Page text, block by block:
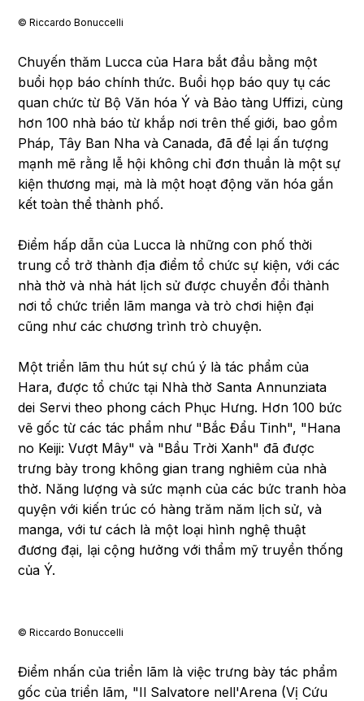
©︎ Riccardo Bonuccelli
Chuyến thăm Lucca của Hara bắt đầu bằng một
buổi họp báo chính thức. Buổi họp báo quy tụ các
quan chức từ Bộ Văn hóa Ý và Bảo tàng Uffizi, cùng
hơn 100 nhà báo từ khắp nơi trên thế giới, bao gồm
Pháp, Tây Ban Nha và Canada, đã để lại ấn tượng
mạnh mẽ rằng lễ hội không chỉ đơn thuần là một sự
kiện thương mại, mà là một hoạt động văn hóa gắn
kết toàn thể thành phố.
Điểm hấp dẫn của Lucca là những con phố thời
trung cổ trở thành địa điểm tổ chức sự kiện, với các
nhà thờ và nhà hát lịch sử được chuyển đổi thành
nơi tổ chức triển lãm manga và trò chơi hiện đại
cũng như các chương trình trò chuyện.
Một triển lãm thu hút sự chú ý là tác phẩm của
Hara, được tổ chức tại Nhà thờ Santa Annunziata
dei Servi theo phong cách Phục Hưng. Hơn 100 bức
vẽ gốc từ các tác phẩm như "Bắc Đẩu Tinh", "Hana
no Keiji: Vượt Mây" và "Bầu Trời Xanh" đã được
trưng bày trong không gian trang nghiêm của nhà
thờ. Năng lượng và sức mạnh của các bức tranh hòa
quyện với kiến trúc có hàng trăm năm lịch sử, và
manga, với tư cách là một loại hình nghệ thuật
đương đại, lại cộng hưởng với thẩm mỹ truyền thống
của Ý.
©︎ Riccardo Bonuccelli
Điểm nhấn của triển lãm là việc trưng bày tác phẩm
gốc của triển lãm, "Il Salvatore nell'Arena (Vị Cứu